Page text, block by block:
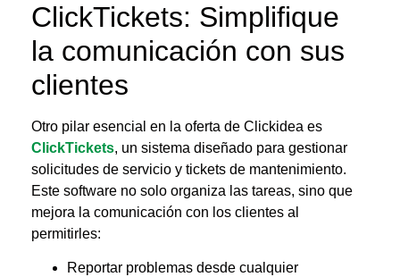
ClickTickets: Simplifique
la comunicación con sus
clientes
Otro pilar esencial en la oferta de Clickidea es
ClickTickets, un sistema diseñado para gestionar
solicitudes de servicio y tickets de mantenimiento.
Este software no solo organiza las tareas, sino que
mejora la comunicación con los clientes al
permitirles:
Reportar problemas desde cualquier